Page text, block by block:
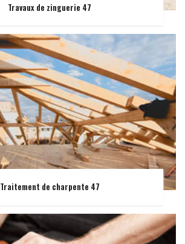
Travaux de zinguerie 47
Traitement de charpente 47